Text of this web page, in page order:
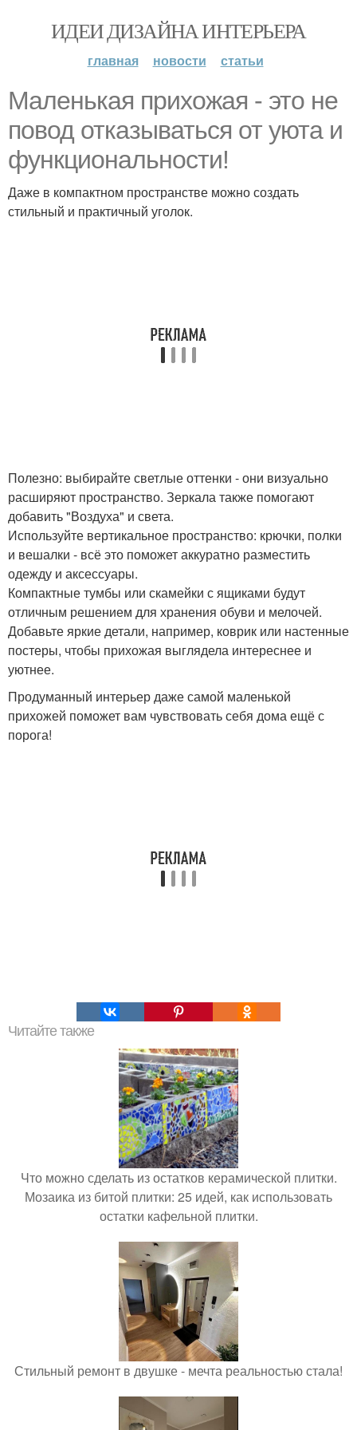
ИДЕИ ДИЗАЙНА ИНТЕРЬЕРА
главная новости статьи
Маленькая прихожая - это не
повод отказываться от уюта и
функциональности!
Даже в компактном пространстве можно создать
стильный и практичный уголок.
Полезно: выбирайте светлые оттенки - они визуально
расширяют пространство. Зеркала также помогают
добавить "Воздуха" и света.
Используйте вертикальное пространство: крючки, полки
и вешалки - всё это поможет аккуратно разместить
одежду и аксессуары.
Компактные тумбы или скамейки с ящиками будут
отличным решением для хранения обуви и мелочей.
Добавьте яркие детали, например, коврик или настенные
постеры, чтобы прихожая выглядела интереснее и
уютнее.
Продуманный интерьер даже самой маленькой
прихожей поможет вам чувствовать себя дома ещё с
порога!
Читайте также
Что можно сделать из остатков керамической плитки.
Мозаика из битой плитки: 25 идей, как использовать
остатки кафельной плитки.
Стильный ремонт в двушке - мечта реальностью стала!